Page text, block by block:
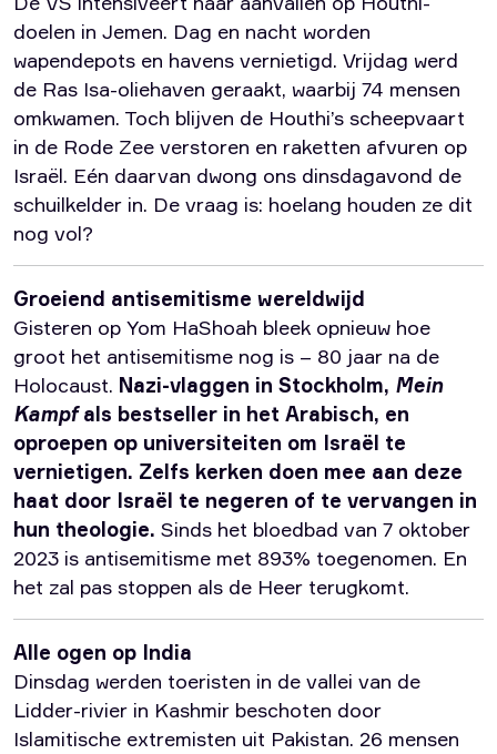
doelen in Jemen. Dag en nacht worden
wapendepots en havens vernietigd. Vrijdag werd
de Ras Isa-oliehaven geraakt, waarbij 74 mensen
omkwamen. Toch blijven de Houthi’s scheepvaart
in de Rode Zee verstoren en raketten afvuren op
Israël. Eén daarvan dwong ons dinsdagavond de
schuilkelder in. De vraag is: hoelang houden ze dit
nog vol?
Groeiend antisemitisme wereldwijd
Gisteren op Yom HaShoah bleek opnieuw hoe
groot het antisemitisme nog is – 80 jaar na de
Holocaust. Nazi-vlaggen in Stockholm, Mein
Kampfals bestseller in het Arabisch, en
oproepen op universiteiten om Israël te
vernietigen. Zelfs kerken doen mee aan deze
haat door Israël te negeren of te vervangen in
hun theologie. Sinds het bloedbad van 7 oktober
2023 is antisemitisme met 893% toegenomen. En
het zal pas stoppen als de Heer terugkomt.
Alle ogen op India
Dinsdag werden toeristen in de vallei van de
Lidder-rivier in Kashmir beschoten door
Islamitische extremisten uit Pakistan. 26 mensen